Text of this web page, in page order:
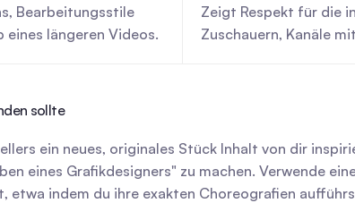
Bearbeitungsstile
längeren Videos.
Zeigt Respekt für die
Zuschauern, Kanäle
sollte
ein neues, originales Stück Inhalt von dir
eines Grafikdesigners" zu machen. Verwende
indem du ihre exakten Choreografien